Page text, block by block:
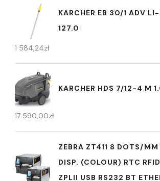
KARCHER EB 30/1 ADV
127.0
1 584,24zł
KARCHER HDS 7/12-4 M
17 590,00zł
ZEBRA ZT411 8 DOTS/
DISP. (COLOUR) RTC
ZPLII USB RS232 BT